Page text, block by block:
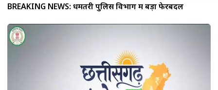
BREAKING NEWS: धमतरी पुलिस विभाग में बड़ा फेरबदल